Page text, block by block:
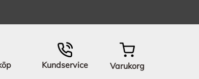
Kundservice Varukorg